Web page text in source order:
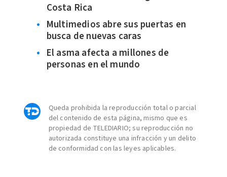
Costa Rica
Multimedios abre sus puertas en
busca de nuevas caras
El asma afecta a millones de
personas en el mundo
Queda prohibida la reproducción total o parcial
del contenido de esta página, mismo que es
propiedad de TELEDIARIO; su reproducción no
autorizada constituye una infracción y un delito
de conformidad con las leyes aplicables.